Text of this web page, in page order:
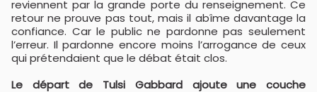
reviennent par la grande porte du renseignement. Ce
retour ne prouve pas tout, mais il abîme davantage la
confiance. Car le public ne pardonne pas seulement
l’erreur. Il pardonne encore moins l’arrogance de ceux
qui prétendaient que le débat était clos.
Le départ de Tulsi Gabbard ajoute une couche